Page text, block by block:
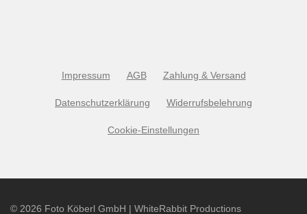
Impressum AGB Zahlung & Versand
Datenschutzerklärung Widerrufsbelehrung
Cookie-Einstellungen
© 2026 Foto Köberl GmbH | WhiteRabbit Productions